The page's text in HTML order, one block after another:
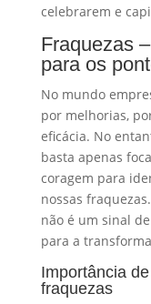
celebrarem e
Fraquezas
para os
No mundo
por melhorias,
eficácia. No
basta apenas
coragem para
nossas
não é um sinal
para a
Importância
fraquezas